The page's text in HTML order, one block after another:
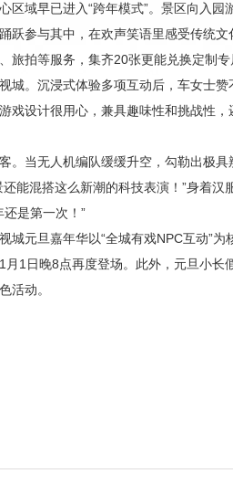
域早已进入“跨年模式”。景区向入
参与其中，在欢声笑语里感受传统文
拍等服务，集齐20张更能兑换定制专
城。沉浸式体验多项互动后，车女士
戏设计很用心，兼具趣味性和挑战性
。当无人机编队缓缓升空，勾勒出极
能混搭这么新潮的科技表演！”身着
还是第一次！”
城元旦嘉年华以“全城有戏NPC互动”
1日晚8点再度登场。此外，元旦小
活动。